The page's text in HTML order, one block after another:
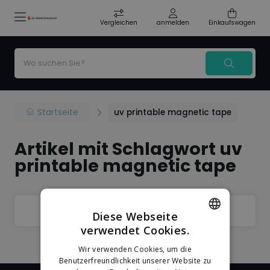
Vergleichen anmelden Einkaufswagen
Startseite uv printable magnetic tape
Artikel mit Schlagwort uv
printable magnetic tape
Sorteer
DUTCH
GERMAN
Diese Webseite
verwendet Cookies.
Wir verwenden Cookies, um die
Benutzerfreundlichkeit unserer Website zu